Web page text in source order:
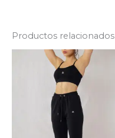
Productos relacionados